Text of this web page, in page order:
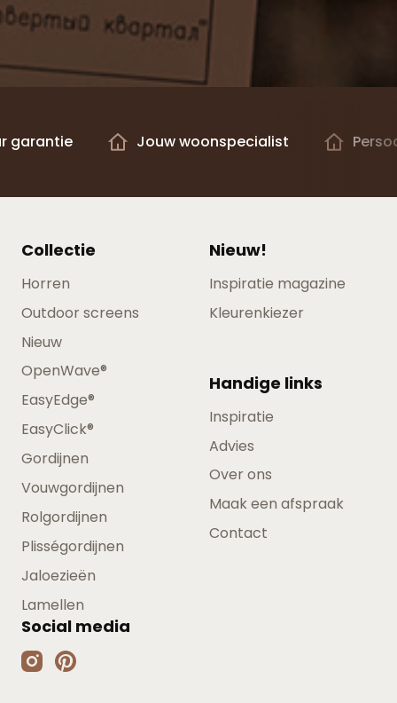
garantie Jouw woonspecialist
Collectie
Horren
Outdoor screens
Nieuw
OpenWave®
EasyEdge®
EasyClick®
Gordijnen
Vouwgordijnen
Rolgordijnen
Plisségordijnen
Jaloezieën
Lamellen
Nieuw!
Inspiratie magazine
Kleurenkiezer
Handige links
Inspiratie
Advies
Over ons
Maak een afspraak
Contact
Social media